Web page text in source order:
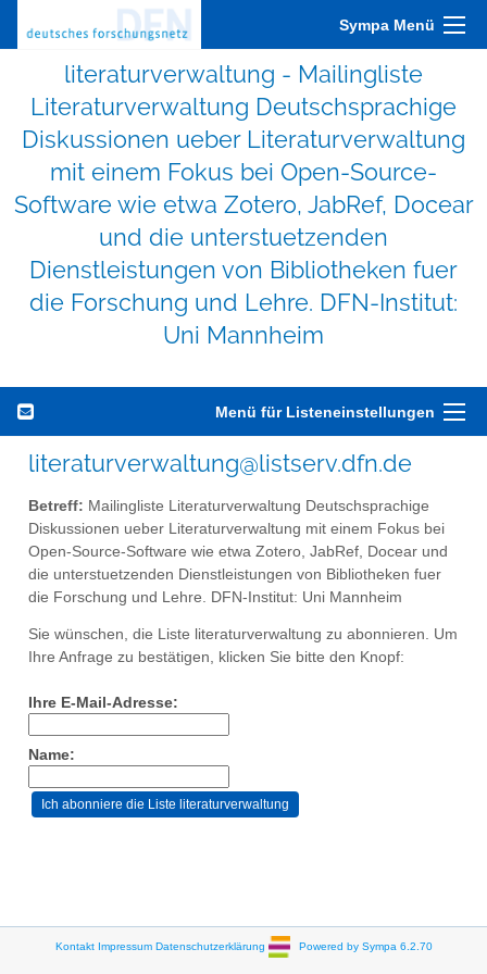
Sympa Menü
literaturverwaltung - Mailingliste
Literaturverwaltung Deutschsprachige
Diskussionen ueber Literaturverwaltung
mit einem Fokus bei Open-Source-
Software wie etwa Zotero, JabRef, Docear
und die unterstuetzenden
Dienstleistungen von Bibliotheken fuer
die Forschung und Lehre. DFN-Institut:
Uni Mannheim
Menü für Listeneinstellungen
literaturverwaltung@listserv.dfn.de
Betreff: Mailingliste Literaturverwaltung Deutschsprachige
Diskussionen ueber Literaturverwaltung mit einem Fokus bei
Open-Source-Software wie etwa Zotero, JabRef, Docear und
die unterstuetzenden Dienstleistungen von Bibliotheken fuer
die Forschung und Lehre. DFN-Institut: Uni Mannheim
Sie wünschen, die Liste literaturverwaltung zu abonnieren. Um
Ihre Anfrage zu bestätigen, klicken Sie bitte den Knopf:
Ihre E-Mail-Adresse:
Name:
Kontakt Impressum Datenschutzerklärung Powered by Sympa 6.2.70